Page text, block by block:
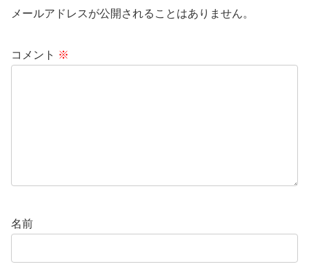
メールアドレスが公開されることはありません。
コメント ※
名前